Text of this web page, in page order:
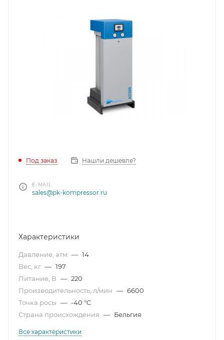
Под заказ Нашли дешевле?
E-MAIL
sales@pk-kompressor.ru
Характеристики
Давление, атм — 14
Вес, кг — 197
Питание, В — 220
Производительность, л/мин — 6600
Точка росы — -40 °С
Страна происхождения — Бельгия
Все характеристики